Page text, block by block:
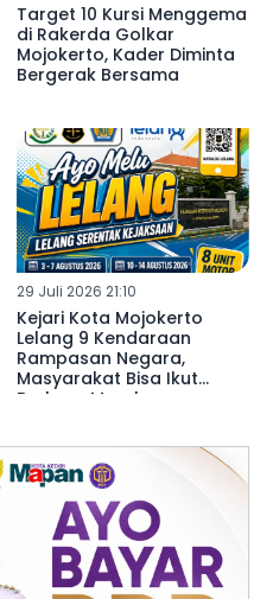
Target 10 Kursi Menggema
di Rakerda Golkar
Mojokerto, Kader Diminta
Bergerak Bersama
29 Juli 2026 21:10
Kejari Kota Mojokerto
Lelang 9 Kendaraan
Rampasan Negara,
Masyarakat Bisa Ikut
Berburu Murah